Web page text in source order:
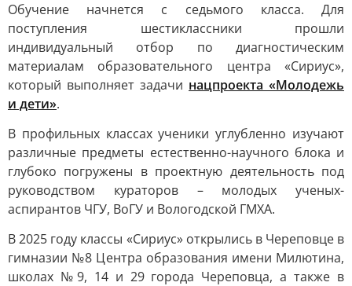
Обучение начнется с седьмого класса. Для
поступления шестиклассники прошли
индивидуальный отбор по диагностическим
материалам образовательного центра «Сириус»,
который выполняет задачи нацпроекта «Молодежь
и дети».
В профильных классах ученики углубленно изучают
различные предметы естественно-научного блока и
глубоко погружены в проектную деятельность под
руководством кураторов – молодых ученых-
аспирантов ЧГУ, ВоГУ и Вологодской ГМХА.
В 2025 году классы «Сириус» открылись в Череповце в
гимназии №8 Центра образования имени Милютина,
школах №9, 14 и 29 города Череповца, а также в